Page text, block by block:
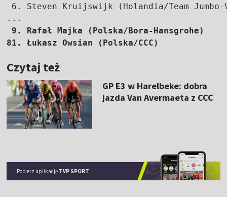
6. Steven Kruijswijk (Holandia/Team
9. Rafał Majka (Polska/Bora-
81. Łukasz Owsian (Polska/CCC)
Czytaj też
GP E3 w Harelbeke: dobra
jazda Van Avermaeta z CCC
Pobierz aplikację TVP SPORT